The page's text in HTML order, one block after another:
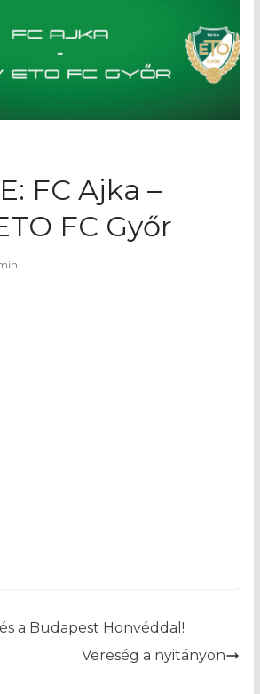
FC Ajka –
FC Győr
a Budapest Honvéddal!
Vereség a nyitányon